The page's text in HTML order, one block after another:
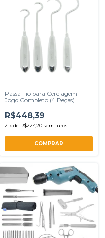
Passa Fio para Cerclagem -
Jogo Completo (4 Peças)
R$448,39
2 x de R$224,20 sem juros